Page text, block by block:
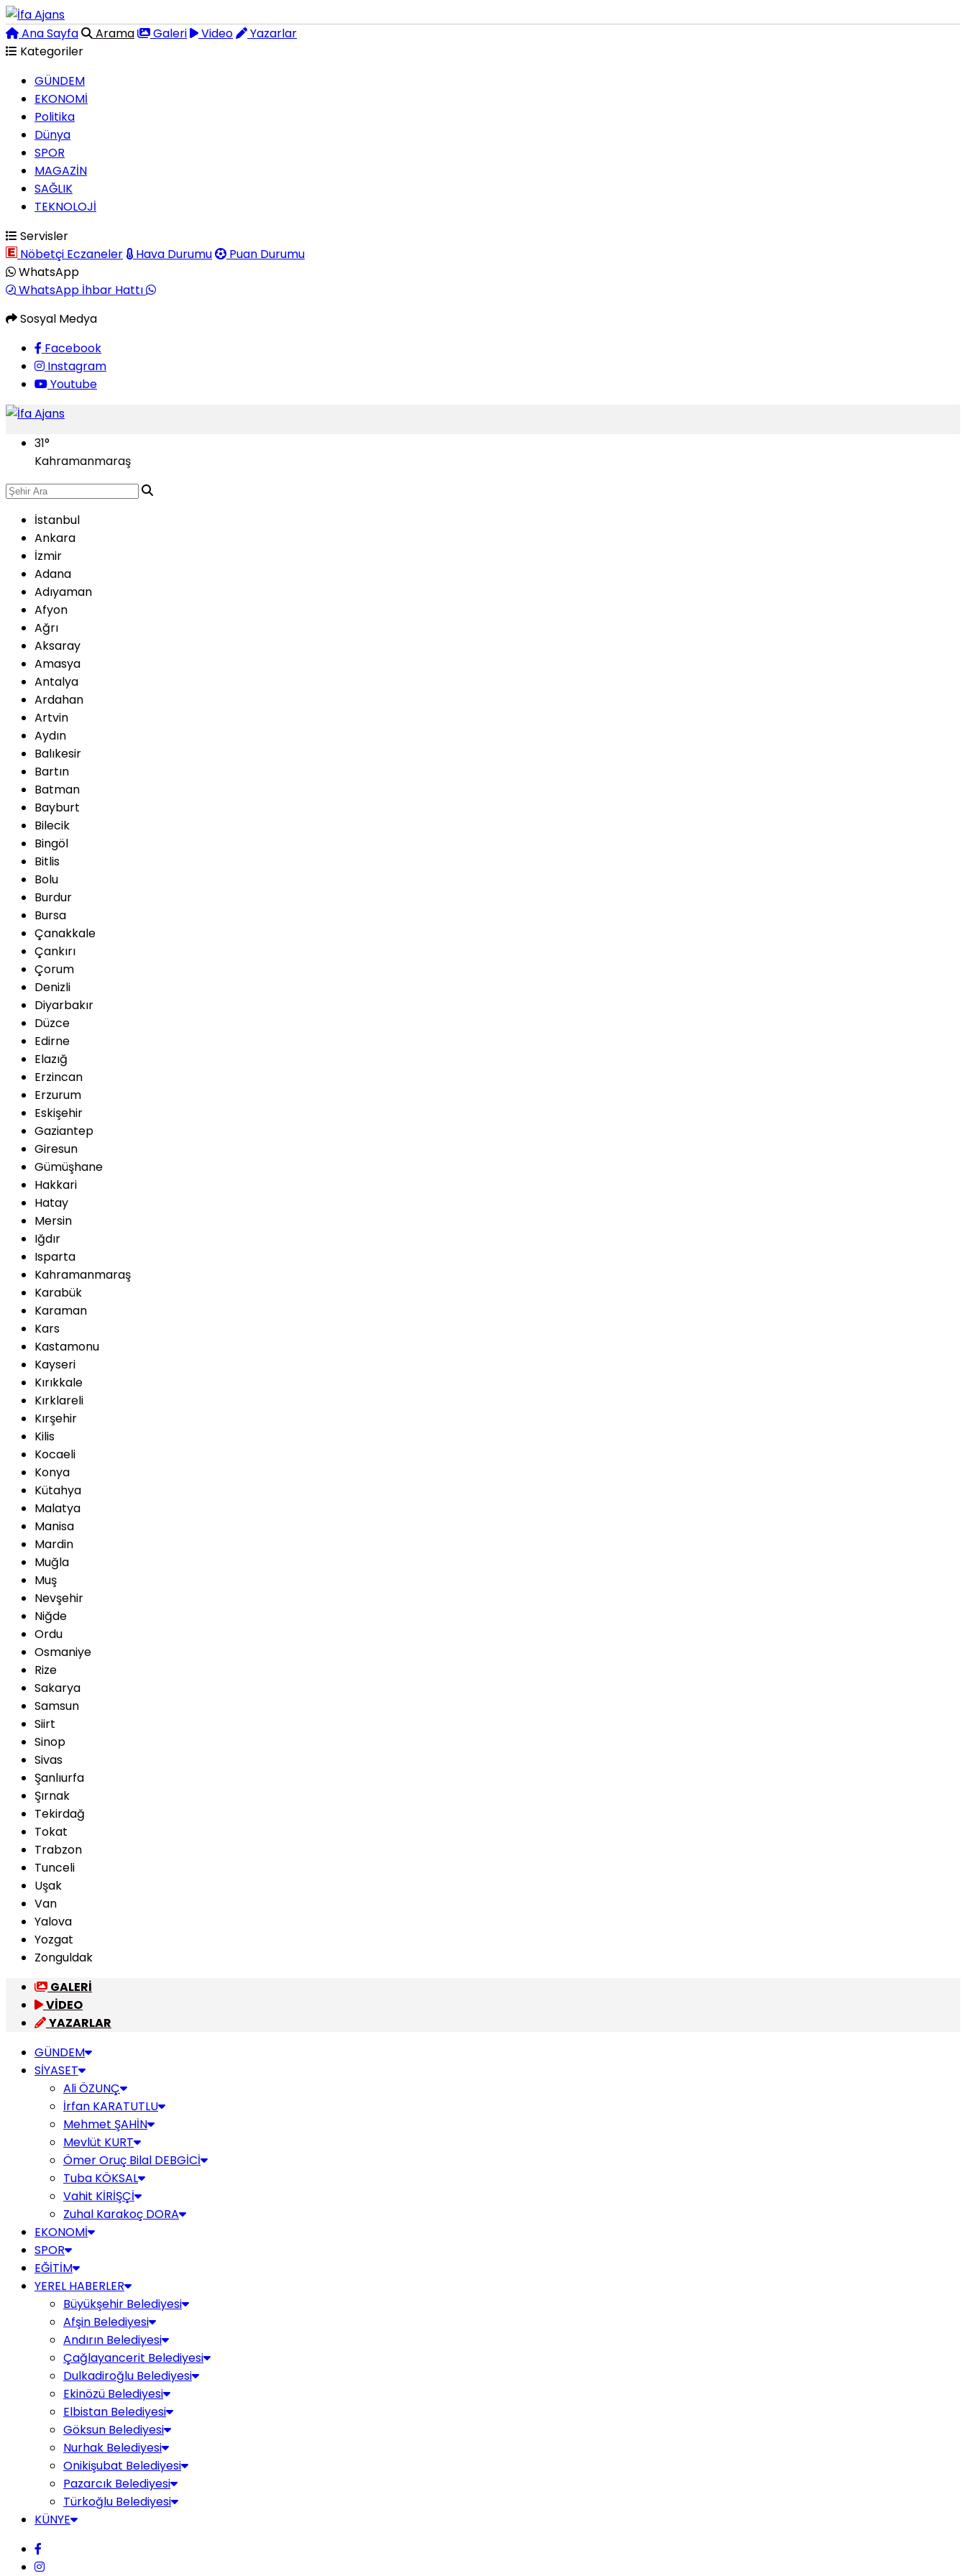
Ana Sayfa Arama Galeri Video
Yazarlar
Kategoriler
GÜNDEM
EKONOMİ
Politika
Dünya
SPOR
MAGAZİN
SAĞLIK
TEKNOLOJİ
Servisler
Nöbetçi Eczaneler
Hava Durumu
Puan Durumu
WhatsApp
WhatsApp İhbar Hattı
Sosyal Medya
Facebook
Instagram
Youtube
31°
Kahramanmaraş
İstanbul
Ankara
İzmir
Adana
Adıyaman
Afyon
Ağrı
Aksaray
Amasya
Antalya
Ardahan
Artvin
Aydın
Balıkesir
Bartın
Batman
Bayburt
Bilecik
Bingöl
Bitlis
Bolu
Burdur
Bursa
Çanakkale
Çankırı
Çorum
Denizli
Diyarbakır
Düzce
Edirne
Elazığ
Erzincan
Erzurum
Eskişehir
Gaziantep
Giresun
Gümüşhane
Hakkari
Hatay
Mersin
Iğdır
Isparta
Kahramanmaraş
Karabük
Karaman
Kars
Kastamonu
Kayseri
Kırıkkale
Kırklareli
Kırşehir
Kilis
Kocaeli
Konya
Kütahya
Malatya
Manisa
Mardin
Muğla
Muş
Nevşehir
Niğde
Ordu
Osmaniye
Rize
Sakarya
Samsun
Siirt
Sinop
Sivas
Şanlıurfa
Şırnak
Tekirdağ
Tokat
Trabzon
Tunceli
Uşak
Van
Yalova
Yozgat
Zonguldak
GALERİ
VİDEO
YAZARLAR
GÜNDEM
SİYASET
Ali ÖZUNÇ
İrfan KARATUTLU
Mehmet ŞAHİN
Mevlüt KURT
Ömer Oruç Bilal DEBGİCİ
Tuba KÖKSAL
Vahit KİRİŞÇİ
Zuhal Karakoç DORA
EKONOMİ
SPOR
EĞİTİM
YEREL HABERLER
Büyükşehir Belediyesi
Afşin Belediyesi
Andırın Belediyesi
Çağlayancerit Belediyesi
Dulkadiroğlu Belediyesi
Ekinözü Belediyesi
Elbistan Belediyesi
Göksun Belediyesi
Nurhak Belediyesi
Onikişubat Belediyesi
Pazarcık Belediyesi
Türkoğlu Belediyesi
KÜNYE